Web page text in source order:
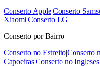
Conserto Apple|Conserto
Xiaomi|Conserto LG
Conserto por Bairro
Conserto no Estreito|Conserto
Capoeiras|Conserto no Ingleses|